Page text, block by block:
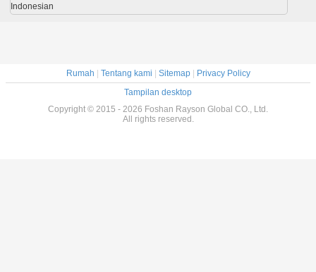
Indonesian
Rumah | Tentang kami | Sitemap| Privacy Policy
Tampilan desktop
Copyright © 2015 - 2026 Foshan Rayson Global CO., Ltd.
All rights reserved.